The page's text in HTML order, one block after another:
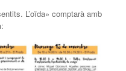
L’oïda» comptarà amb